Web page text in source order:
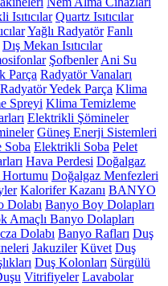
Isıtıcılar Quartz Isıtıcılar
Yağlı Radyatör Fanlı
Dış Mekan Isıtıcılar
Şofbenler Ani Su
Parça Radyatör Vanaları
Radyatör Yedek Parça Klima
Spreyi Klima Temizleme
Elektrikli Şömineler
Güneş Enerji Sistemleri
Soba Elektrikli Soba Pelet
Hava Perdesi Doğalgaz
Doğalgaz Menfezleri
Kalorifer Kazanı BANYO
Dolabı Banyo Boy Dolapları
Amaçlı Banyo Dolapları
Dolabı Banyo Rafları Duş
Jakuziler Küvet Duş
Duş Kolonları Sürgülü
Vitrifiyeler Lavabolar